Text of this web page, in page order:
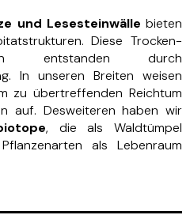
und Lesesteinwälle bieten
Diese Trocken-
entstanden durch
In unseren Breiten weisen
zu übertreffenden Reichtum
auf. Desweiteren haben wir
, die als Waldtümpel
als Lebenraum